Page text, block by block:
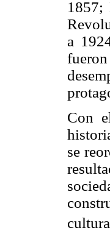
1857;
a
Con
se